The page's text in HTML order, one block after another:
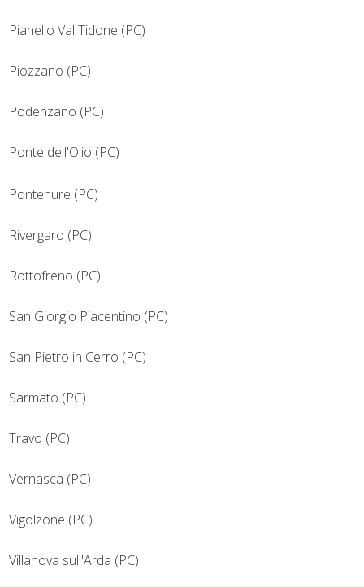
Pianello Val Tidone (PC)
Piozzano (PC)
Podenzano (PC)
Ponte dell'Olio (PC)
Pontenure (PC)
Rivergaro (PC)
Rottofreno (PC)
San Giorgio Piacentino (PC)
San Pietro in Cerro (PC)
Sarmato (PC)
Travo (PC)
Vernasca (PC)
Vigolzone (PC)
Villanova sull'Arda (PC)